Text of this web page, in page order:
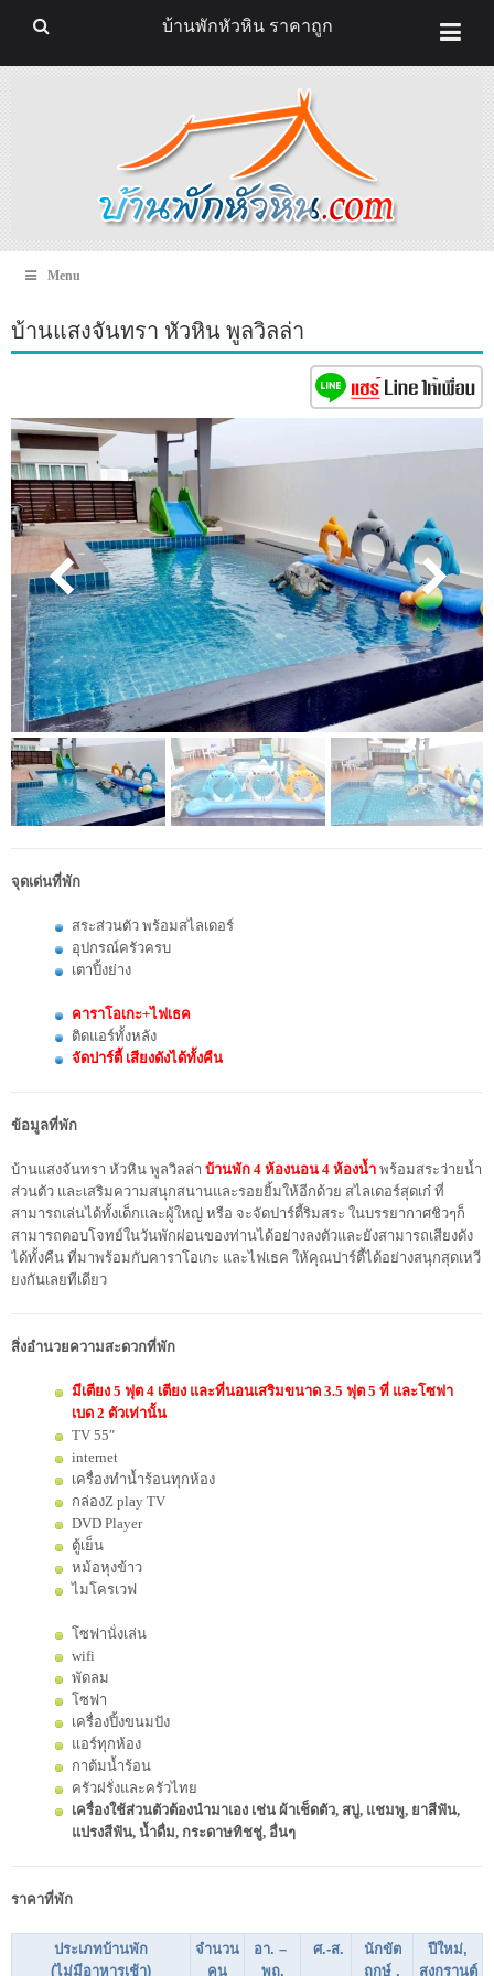
Menu
บ้านแสงจันทรา หัวหิน พูลวิลล่า
จุดเด่นที่พัก
สระส่วนตัว พร้อมสไลเดอร์
อุปกรณ์ครัวครบ
เตาปิ้งย่าง
คาราโอเกะ+ไฟเธค
ติดแอร์ทั้งหลัง
จัดปาร์ตี้ เสียงดังได้ทั้งคืน
ข้อมูลที่พัก
บ้านแสงจันทรา หัวหิน พูลวิลล่า บ้านพัก 4 ห้องนอน 4 ห้องน้ำ พร้อมสระว่ายน้ำ
ส่วนตัว และเสริมความสนุกสนานและรอยยิ้มให้อีกด้วย สไลเดอร์สุดเก๋ ที่
สามารถเล่นได้ทั้งเด็กและผู้ใหญ่ หรือ จะจัดปาร์ตี้ริมสระ ในบรรยากาศชิวๆก็
สามารถตอบโจทย์ในวันพักผ่อนของท่านได้อย่างลงตัวและยังสามารถเสียงดัง
ได้ทั้งคืน ที่มาพร้อมกับคาราโอเกะ และไฟเธค ให้คุณปาร์ตี้ได้อย่างสนุกสุดเหวี
ยงกันเลยทีเดียว
สิ่งอำนวยความสะดวกที่พัก
มีเตียง 5 ฟุต 4 เตียง และที่นอนเสริมขนาด 3.5 ฟุต 5 ที่ และโซฟา
เบด 2 ตัวเท่านั้น
TV 55″
internet
เครื่องทำน้ำร้อนทุกห้อง
กล่องZ play TV
DVD Player
ตู้เย็น
หม้อหุงข้าว
ไมโครเวฟ
โซฟานั่งเล่น
wifi
พัดลม
โซฟา
เครื่องปิ้งขนมปัง
แอร์ทุกห้อง
กาต้มน้ำร้อน
ครัวฝรั่งและครัวไทย
เครื่องใช้ส่วนตัวต้องนำมาเอง เช่น ผ้าเช็ดตัว, สบู่, แชมพู, ยาสีฟัน,
แปรงสีฟัน, น้ำดื่ม, กระดาษทิชชู่, อื่นๆ
ราคาที่พัก
ประเภทบ้านพัก
(ไม่มีอาหารเช้า)
จำนวน
คน
อา. –
พฤ.
ศ.-ส.
นักขัต
ฤกษ์ ,
ปีใหม่,
สงกรานต์
บ้านพักหัวหิน ราคาถูก